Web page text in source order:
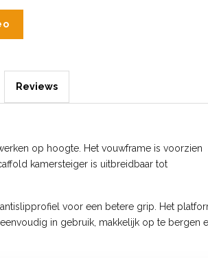
Reviews
op hoogte. Het vouwframe is voorzien
kamersteiger is uitbreidbaar tot
voor een betere grip. Het
in gebruik, makkelijk op te bergen